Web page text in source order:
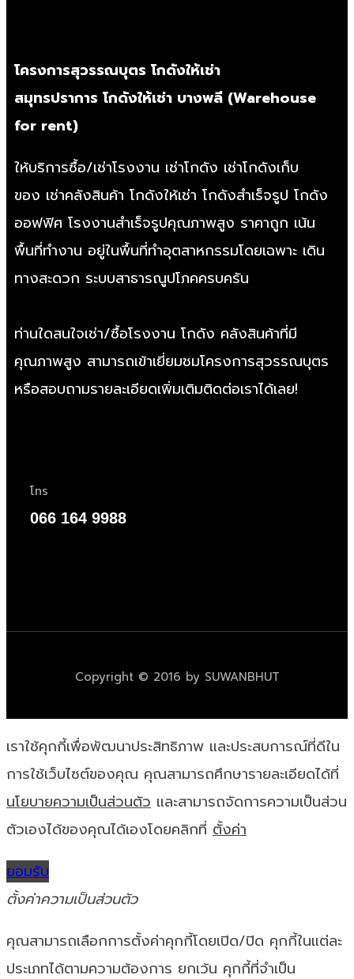
โครงการสุวรรณบุตร โกดังให้เช่า
สมุทรปราการ โกดังให้เช่า บางพลี (Warehouse
for rent)
ให้บริการซื้อ/เช่าโรงงาน เช่าโกดัง เช่าโกดังเก็บ
ของ เช่าคลังสินค้า โกดังให้เช่า โกดังสำเร็จรูป โกดัง
ออฟฟิศ โรงงานสำเร็จรูปคุณภาพสูง ราคาถูก เน้น
พื้นที่ทำงาน อยู่ในพื้นที่ทำอุตสาหกรรมโดยเฉพาะ เดิน
ทางสะดวก ระบบสาธารณูปโภคครบครัน
ท่านใดสนใจเช่า/ซื้อโรงงาน โกดัง คลังสินค้าที่มี
คุณภาพสูง สามารถเข้าเยี่ยมชมโครงการสุวรรณบุตร
หรือสอบถามรายละเอียดเพิ่มเติมติดต่อเราได้เลย!
โทร
066 164 9988
Copyright © 2016 by SUWANBHUT
เราใช้คุกกี้เพื่อพัฒนาประสิทธิภาพ และประสบการณ์ที่ดีใน
การใช้เว็บไซต์ของคุณ คุณสามารถศึกษารายละเอียดได้ที่
นโยบายความเป็นส่วนตัว และสามารถจัดการความเป็นส่วน
ตัวเองได้ของคุณได้เองโดยคลิกที่ ตั้งค่า
ยอมรับ
ตั้งค่าความเป็นส่วนตัว
คุณสามารถเลือกการตั้งค่าคุกกี้โดยเปิด/ปิด คุกกี้ในแต่ละ
ประเภทได้ตามความต้องการ ยกเว้น คุกกี้ที่จำเป็น